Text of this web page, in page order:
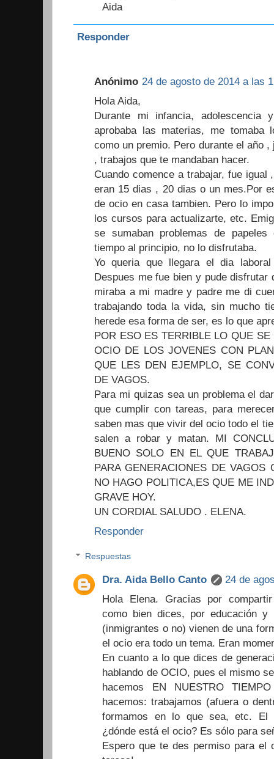
Aida
Responder
Anónimo 24 de agosto de 2014 a las
Hola Aida,
Durante mi infancia, adolescencia
aprobaba las materias, me tomaba
como un premio. Pero durante el año
, trabajos que te mandaban hacer.
Cuando comence a trabajar, fue
eran 15 dias , 20 dias o un mes.Por
de ocio en casa tambien. Pero lo
los cursos para actualizarte, etc.
se sumaban problemas de
tiempo al principio, no lo disfrutaba.
Yo queria que llegara el dia
Despues me fue bien y pude
miraba a mi madre y padre me di
trabajando toda la vida, sin mucho
herede esa forma de ser, es lo que
POR ESO ES TERRIBLE LO QUE
OCIO DE LOS JOVENES CON
QUE LES DEN EJEMPLO, SE
DE VAGOS.
Para mi quizas sea un problema el
que cumplir con tareas, para
saben mas que vivir del ocio todo el
salen a robar y matan. MI
BUENO SOLO EN EL QUE
PARA GENERACIONES DE
NO HAGO POLITICA,ES QUE ME
GRAVE HOY.
UN CORDIAL SALUDO . ELENA.
Responder
Respuestas
Dra. Aida Bello Canto
24 de
Hola Elena. Gracias por
como bien dices, por educación
(inmigrantes o no) vienen de una
el ocio era todo un tema. Eran
En cuanto a lo que dices de
hablando de OCIO, pues el mismo
hacemos EN NUESTRO
hacemos: trabajamos (afuera o
formamos en lo que sea, etc. El
¿dónde está el ocio? Es sólo para
Espero que te des permiso para